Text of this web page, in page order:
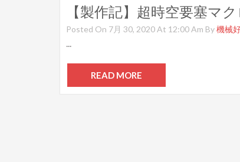
Posted On 7月 30, 2020 At 12:00 Am By機械
READ MORE